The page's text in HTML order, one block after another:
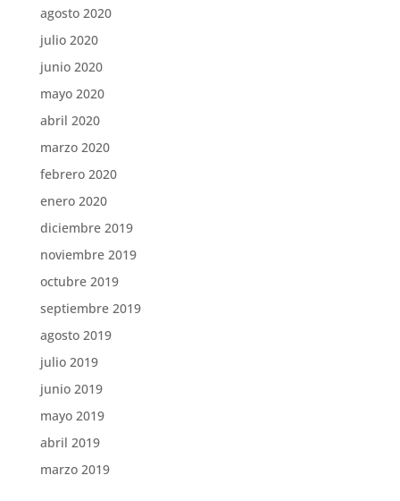
agosto 2020
julio 2020
junio 2020
mayo 2020
abril 2020
marzo 2020
febrero 2020
enero 2020
diciembre 2019
noviembre 2019
octubre 2019
septiembre 2019
agosto 2019
julio 2019
junio 2019
mayo 2019
abril 2019
marzo 2019